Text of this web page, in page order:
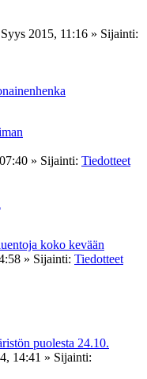
2015, 11:16 » Sijainti:
» Sijainti: Tiedotteet
koko kevään
» Sijainti: Tiedotteet
puolesta 24.10.
14:41 » Sijainti: